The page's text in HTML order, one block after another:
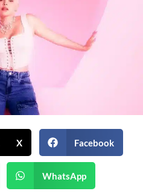
X Facebook
WhatsApp